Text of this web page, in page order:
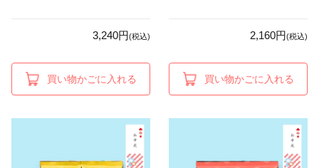
3,240円(税込)
買い物かごに入れる
2,160円(税込)
買い物かごに入れる